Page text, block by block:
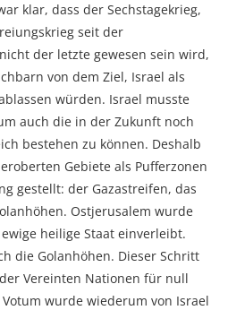
klar, dass der Sechstagekrieg,
seit der
der letzte gewesen sein wird,
von dem Ziel, Israel als
würden. Israel musste
auch die in der Zukunft noch
bestehen zu können. Deshalb
Gebiete als Pufferzonen
gestellt: der Gazastreifen, das
Ostjerusalem wurde
heilige Staat einverleibt.
die Golanhöhen. Dieser Schritt
Vereinten Nationen für null
wurde wiederum von Israel